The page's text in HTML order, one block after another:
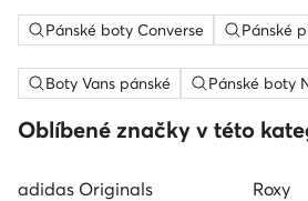
Pánské boty Converse Pánské
Boty Vans pánské Pánské boty
Oblíbené značky v této
adidas Originals Roxy